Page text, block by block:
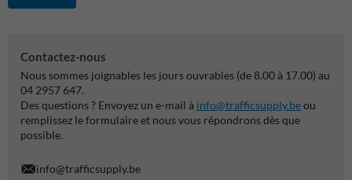
Contactez-nous
Nous sommes joignables les jours ouvrables (de 8.00 à 17.00) au
04 2957 647.
Des questions ? Envoyez un e-mail à info@trafficsupply.beou
remplissez le formulaire et nous vous répondrons dès que
possible.
info@trafficsupply.be